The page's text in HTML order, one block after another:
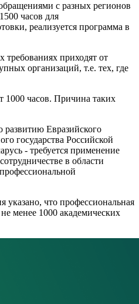
с разных регионов
часов для
реализуется программа в
требованиях приходят от
организаций, т.е. тех, где
1000 часов. Причина таких
развитию Евразийского
государства Российской
- требуется применение
в области
указано, что профессиональная
менее 1000 академических